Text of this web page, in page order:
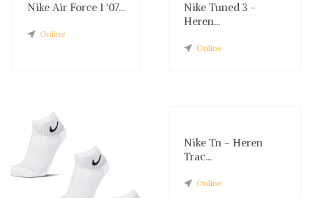
Nike Air Force 1 '07...
Online
Nike Tuned 3 -
Heren...
Online
Nike Tn - Heren
Trac...
Online